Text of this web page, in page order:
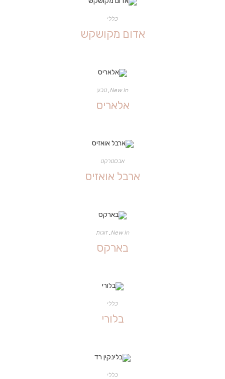
כללי
אדום מקושקש
New In
,טבע
אלאריס
אבסטרקט
ארבל אואזיס
New In
,זוגות
בארקס
כללי
בלורי
כללי